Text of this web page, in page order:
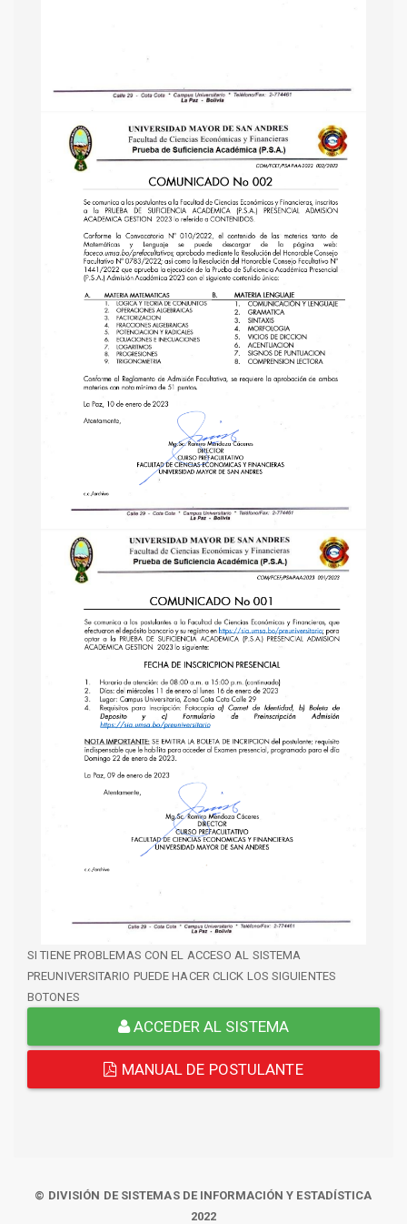
SI TIENE PROBLEMAS CON EL ACCESO AL SISTEMA
PREUNIVERSITARIO PUEDE HACER CLICK LOS SIGUIENTES
BOTONES
ACCEDER AL SISTEMA
MANUAL DE POSTULANTE
© DIVISIÓN DE SISTEMAS DE INFORMACIÓN Y ESTADÍSTICA
2022